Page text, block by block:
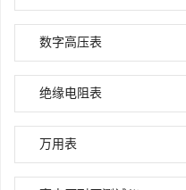
数字高压表
绝缘电阻表
万用表